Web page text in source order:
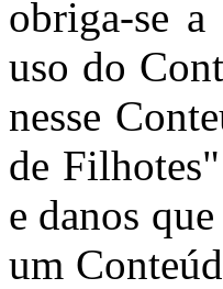
obriga-se
uso do
nesse
de
e danos
um